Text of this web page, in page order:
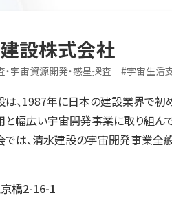
設株式会社
宇宙資源開発・惑星探査 #宇宙生活支
、1987年に日本の建設業界で初
幅広い宇宙開発事業に取り組んで
は、清水建設の宇宙開発事業全
橋2-16-1